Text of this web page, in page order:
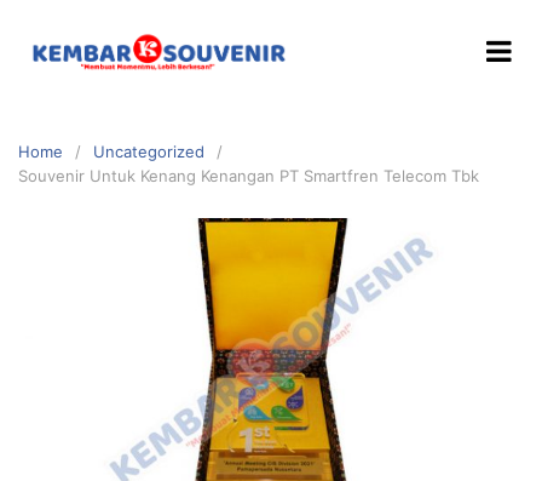
Home
Uncategorized
Souvenir Untuk Kenang Kenangan PT Smartfren Telecom Tbk